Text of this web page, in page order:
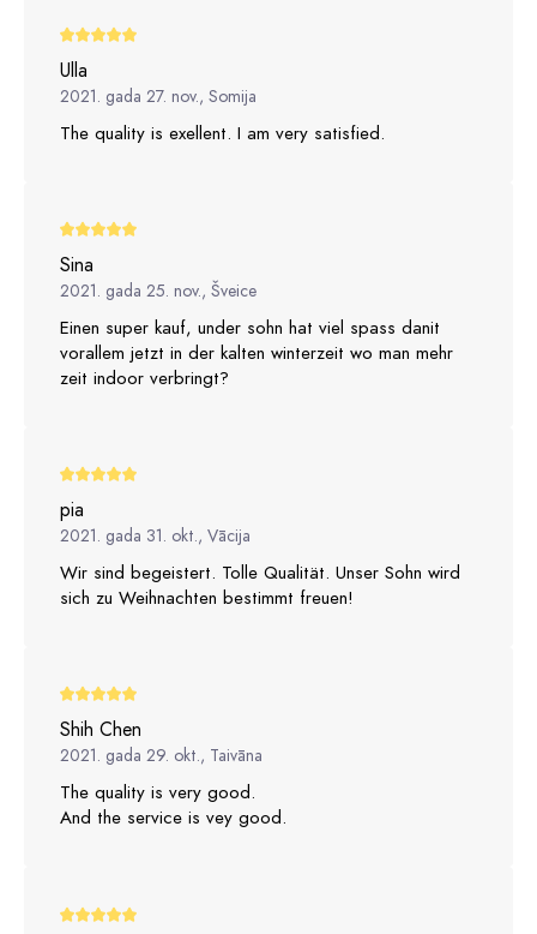
Ulla
2021. gada 27. nov., Somija
The quality is exellent. I am very satisfied.
Sina
2021. gada 25. nov., Šveice
Einen super kauf, under sohn hat viel spass danit
vorallem jetzt in der kalten winterzeit wo man mehr
zeit indoor verbringt?
pia
2021. gada 31. okt., Vācija
Wir sind begeistert. Tolle Qualität. Unser Sohn wird
sich zu Weihnachten bestimmt freuen!
Shih Chen
2021. gada 29. okt., Taivāna
The quality is very good.
And the service is vey good.